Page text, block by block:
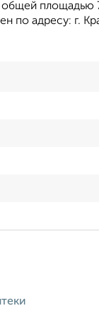
общей площадью
по адресу: г.